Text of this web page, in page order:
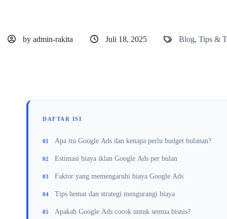
by admin-rakita Juli 18, 2025 Blog,Tips &
DAFTAR ISI
Apa itu Google Ads dan kenapa perlu budget bulanan?
Estimasi biaya iklan Google Ads per bulan
Faktor yang memengaruhi biaya Google Ads
Tips hemat dan strategi mengurangi biaya
Apakah Google Ads cocok untuk semua bisnis?